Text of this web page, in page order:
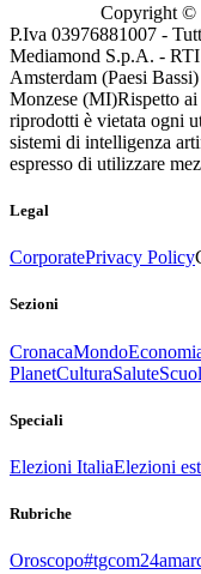
Copyright ©
P.Iva 03976881007 -
Mediamond S.p.A. -
Amsterdam (Paesi
Monzese (MI)Rispetto
riprodotti è vietata ogni
sistemi di intelligenza
espresso di utilizzare
Legal
CorporatePrivacy Policy
Sezioni
CronacaMondo
PlanetCulturaSalute
Speciali
Elezioni ItaliaElezioni
Rubriche
Oroscopo